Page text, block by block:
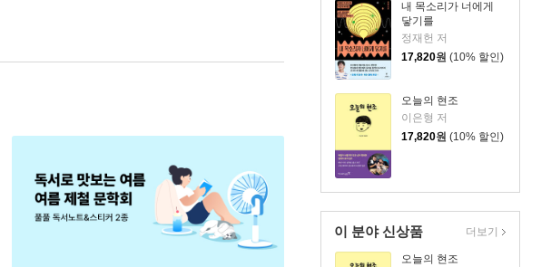
내 목소리가 너에게
닿기를
정재헌 저
17,820원 (10% 할인)
오늘의 현조
이은형 저
17,820원 (10% 할인)
이 분야 신상품
오늘의 현조
더보기